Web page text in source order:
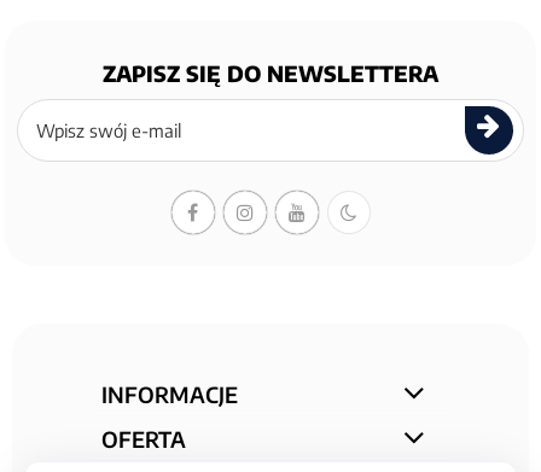
ZAPISZ SIĘ DO NEWSLETTERA
Zapisz
się
newslettera
INFORMACJE
OFERTA